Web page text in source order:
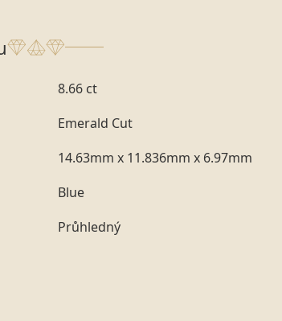
8.66 ct
Emerald Cut
14.63mm x 11.836mm x 6.97mm
Blue
Průhledný